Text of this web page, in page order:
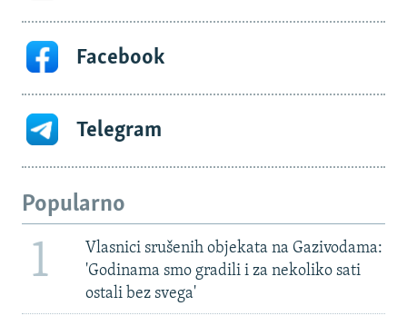
Facebook
Telegram
Popularno
1
Vlasnici srušenih objekata na Gazivodama:
'Godinama smo gradili i za nekoliko sati
ostali bez svega'